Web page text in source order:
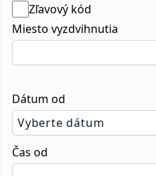
Zľavový kód
Miesto vyzdvihnutia
Dátum od
Vyberte dátum
Čas od